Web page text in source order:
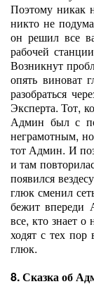
Поэтому никак
никто не
он решил все
рабочей
Возникнут
опять виноват
разобраться
Эксперта. Тот,
Админ был с
неграмотным,
тот Админ. И
и там
появился
глюк сменил
бежит впереди
все, кто знает
ходят с тех
глюк.
8. Сказка об